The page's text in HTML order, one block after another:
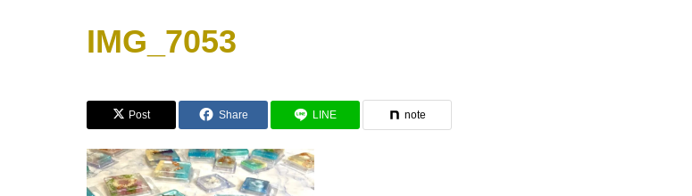
IMG_7053
Post Share LINE note